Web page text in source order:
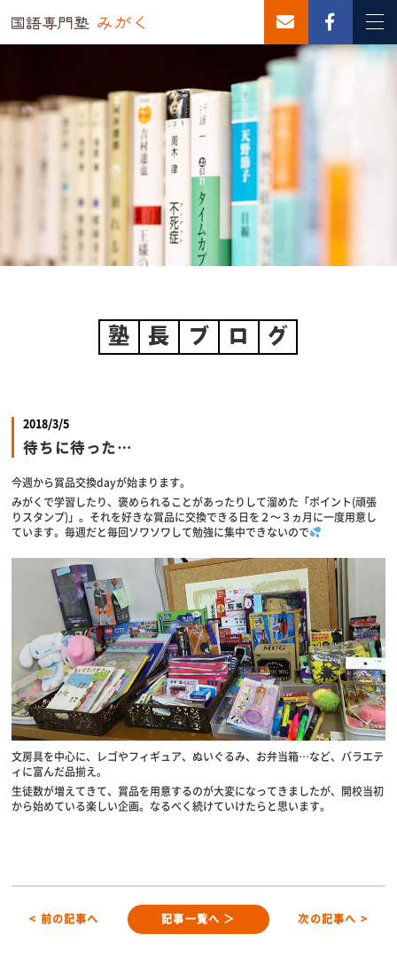
塾 長 ブ ロ グ
2018/3/5
待ちに待った…
今週から賞品交換dayが始まります。
みがくで学習したり、褒められることがあったりして溜めた「ポイント(頑張
りスタンプ)」。それを好きな賞品に交換できる日を２～３ヵ月に一度用意し
ています。毎週だと毎回ソワソワして勉強に集中できないので
文房具を中心に、レゴやフィギュア、ぬいぐるみ、お弁当箱…など、バラエテ
ィに富んだ品揃え。
生徒数が増えてきて、賞品を用意するのが大変になってきましたが、開校当初
から始めている楽しい企画。なるべく続けていけたらと思います。
< 前の記事へ 記事一覧へ ＞ 次の記事へ >